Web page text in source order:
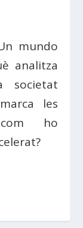
mundo
analitza
societat
les
ho